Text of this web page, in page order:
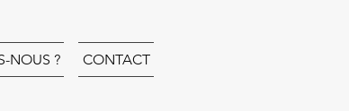
NOUS ? CONTACT